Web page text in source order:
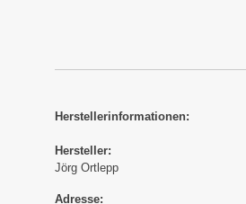
Herstellerinformationen:
Hersteller:
Jörg Ortlepp
Adresse: